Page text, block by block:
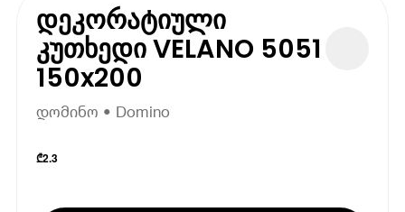
დეკორატიული
კუთხედი VELANO 5051
150x200
დომინო • Domino
₾2.3